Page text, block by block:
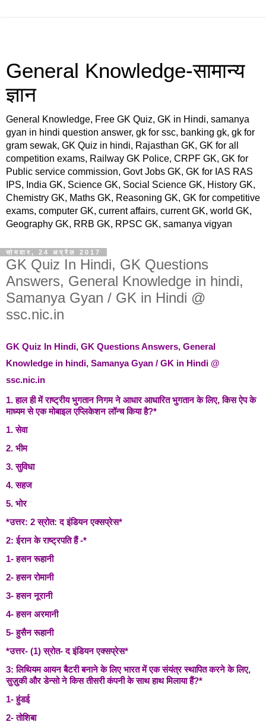
General Knowledge-सामान्य
ज्ञान
General Knowledge, Free GK Quiz, GK in Hindi, samanya
gyan in hindi question answer, gk for ssc, banking gk, gk for
gram sewak, GK Quiz in hindi, Rajasthan GK, GK for all
competition exams, Railway GK Police, CRPF GK, GK for
Public service commission, Govt Jobs GK, GK for IAS RAS
IPS, India GK, Science GK, Social Science GK, History GK,
Chemistry GK, Maths GK, Reasoning GK, GK for competitive
exams, computer GK, current affairs, current GK, world GK,
Geography GK, RRB GK, RPSC GK, samanya vigyan
सोमवार, 24 अप्रैल 2017
GK Quiz In Hindi, GK Questions
Answers, General Knowledge in hindi,
Samanya Gyan / GK in Hindi @
ssc.nic.in
GK Quiz In Hindi, GK Questions Answers, General
Knowledge in hindi, Samanya Gyan / GK in Hindi @
ssc.nic.in
1. हाल ही में राष्ट्रीय भुगतान निगम ने आधार आधारित भुगतान के लिए, किस ऐप के
माध्यम से एक मोबाइल एप्लिकेशन लॉन्च किया है?*
1. सेवा
2. भीम
3. सुविधा
4. सहज
5. भोर
*उत्तर: 2 स्रोत: द इंडियन एक्सप्रेस*
2: ईरान के राष्ट्रपति हैं -*
1- हसन रूहानी
2- हसन रोमानी
3- हसन नूरानी
4- हसन अरमानी
5- हुसैन रूहानी
*उत्तर- (1) स्रोत- द इंडियन एक्सप्रेस*
3: लिथियम आयन बैटरी बनाने के लिए भारत में एक संयंत्र स्थापित करने के लिए,
सुज़ुकी और डेन्सो ने किस तीसरी कंपनी के साथ हाथ मिलाया हैं?*
1- हुंडई
2- तोशिबा